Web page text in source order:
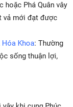
hoặc Phá Quân vây
vả mới đạt được
Hóa Khoa: Thường
sống thuận lợi,